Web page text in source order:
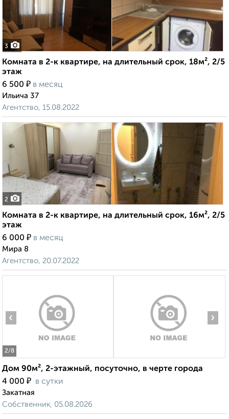
3
Комната в 2-к квартире, на длительный срок, 18м², 2/5
этаж
6 500 ₽ в месяц
Ильича 37
Агентство, 15.08.2022
2
Комната в 2-к квартире, на длительный срок, 16м², 2/5
этаж
6 000 ₽ в месяц
Мира 8
Агентство, 20.07.2022
2/8
‹ ›
Дом 90м², 2-этажный, посуточно, в черте города
4 000 ₽ в сутки
Закатная
Собственник, 05.08.2026